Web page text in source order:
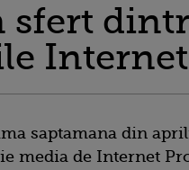
sfert
Internet
saptamana din
media de Internet